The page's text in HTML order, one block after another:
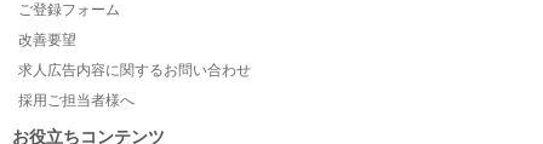
ご登録フォーム
改善要望
求人広告内容に関するお問い合わせ
採用ご担当者様へ
お役立ちコンテンツ